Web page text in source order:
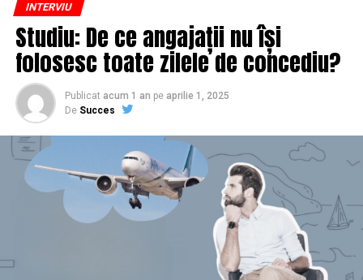
INTERVIU
Studiu: De ce angajații nu își
folosesc toate zilele de concediu?
Publicat acum 1 an pe aprilie 1, 2025
De Succes